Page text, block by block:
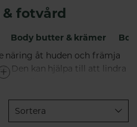
fotvård
Body butter & krämer
näring åt huden och främja
Den kan hjälpa till att lindra
vilket är vanliga
fotkräm kan du upprätthålla
och minska risken för
Sortera